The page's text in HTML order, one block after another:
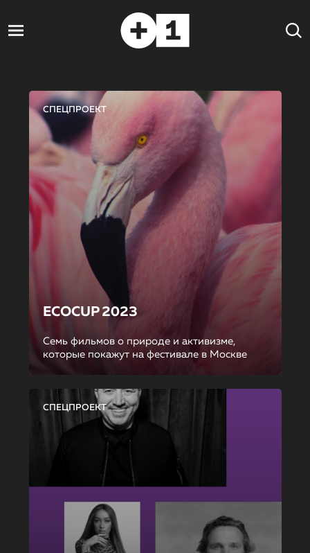
СПЕЦПРОЕКТ
ECOCUP 2023
Семь фильмов о природе и активизме,
которые покажут на фестивале в Москве
СПЕЦПРОЕКТ